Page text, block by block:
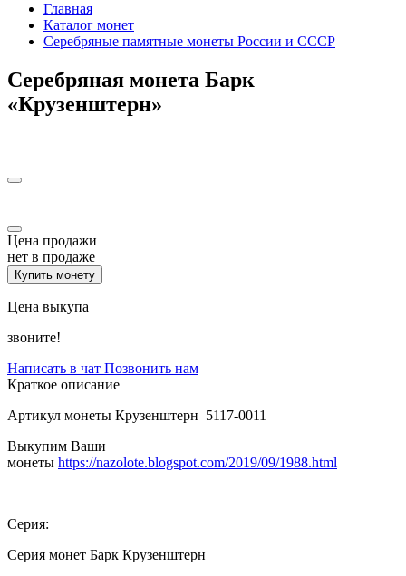
Главная
Каталог монет
Серебряные памятные монеты России и СССР
Серебряная монета Барк
«Крузенштерн»
Цена продажи
нет в продаже
Купить монету
Цена выкупа
звоните!
Написать в чат Позвонить нам
Краткое описание
Артикул монеты Крузенштерн 5117-0011
Выкупим Ваши
монеты https://nazolote.blogspot.com/2019/09/1988.html
Серия:
Серия монет Барк Крузенштерн